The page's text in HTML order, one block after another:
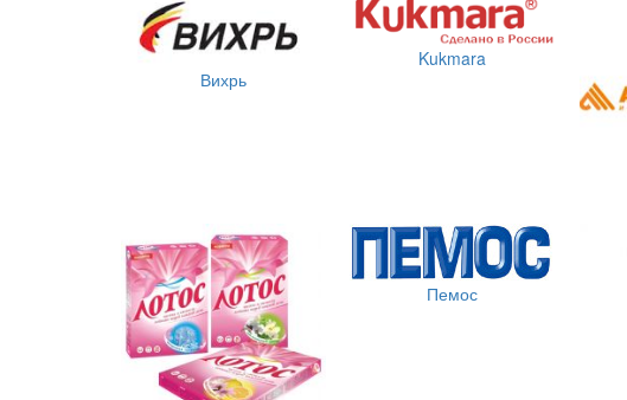
Вихрь
Kukmara
Пемос